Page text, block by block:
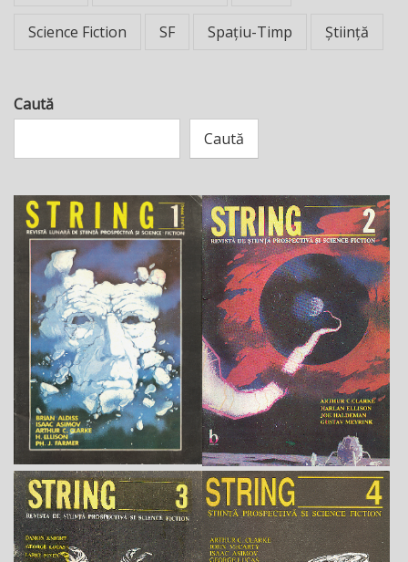
Science Fiction SF Spațiu-Timp Știință
Caută
Caută